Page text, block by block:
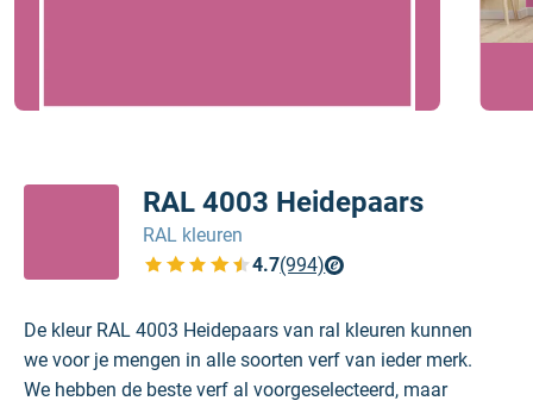
RAL 4003 Heidepaars
RAL kleuren
4.7(994)
Bekijk de verfplaza beoordelingen
De kleur RAL 4003 Heidepaars van ral kleuren kunnen
we voor je mengen in alle soorten verf van ieder merk.
We hebben de beste verf al voorgeselecteerd, maar